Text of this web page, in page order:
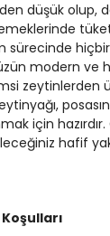
düşük olup,
sürecinde
modern ve
zeytinlerden
için
hafif